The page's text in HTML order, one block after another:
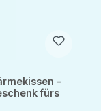
-
fürs